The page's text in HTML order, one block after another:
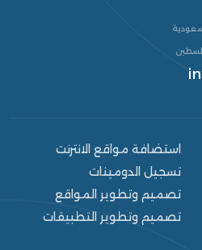
استضافة مواقع الانترنت
تسجيل الدومينات
تصميم وتطوير المواقع
تصميم وتطوير التطبيقات